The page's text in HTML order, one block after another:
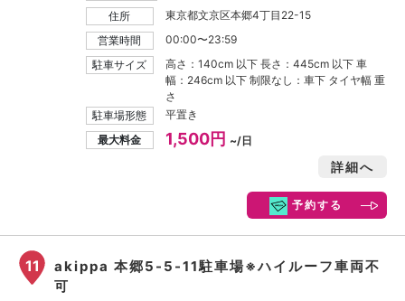
住所
東京都文京区本郷4丁目22-15
営業時間
00:00〜23:59
駐車サイズ
高さ：140cm 以下 長さ：445cm 以下 車
幅：246cm 以下 制限なし：車下 タイヤ幅 重
さ
駐車場形態
平置き
最大料金
1,500円 ~/日
詳細へ
予約する
11
akippa 本郷5-5-11駐車場※ハイルーフ車両不
可